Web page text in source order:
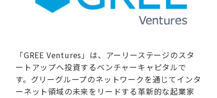
「GREE Ventures」は、アーリーステージのスタ
ートアップへ投資するベンチャーキャピタルで
す。グリーグループのネットワークを通じてインタ
ーネット領域の未来をリードする革新的な起業家